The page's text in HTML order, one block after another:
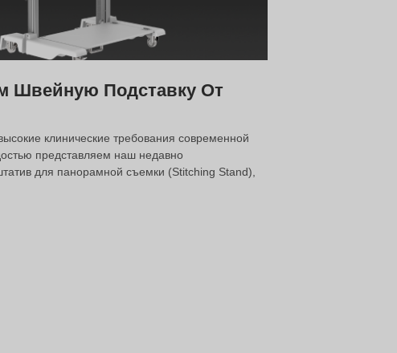
Швейную Подставку От
клинические требования современной
представляем наш недавно
для панорамной съемки (Stitching Stand),